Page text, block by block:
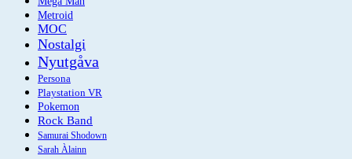
Metroid
MOC
Nostalgi
Nyutgåva
Persona
Playstation VR
Pokemon
Rock Band
Samurai Shodown
Sarah Àlainn